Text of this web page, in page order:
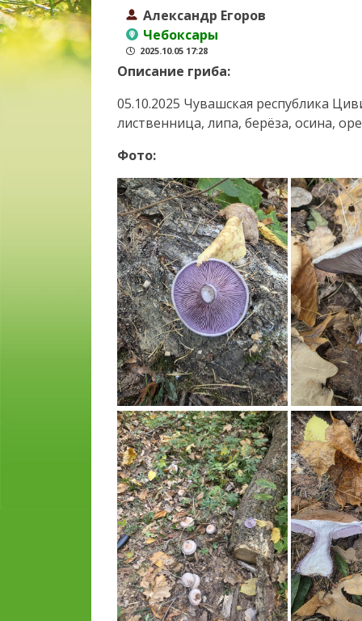
Александр Егоров
Чебоксары
2025.10.05 17:28
Описание гриба:
05.10.2025 Чувашская республика
лиственница, липа, берёза, осина,
Фото: